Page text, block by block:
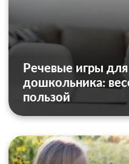
Речевые игры для
дошкольника:
пользой